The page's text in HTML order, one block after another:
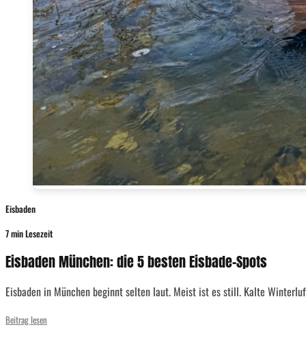
Eisbaden
7 min Lesezeit
Eisbaden München: die 5 besten Eisbade-Spots
Eisbaden in München beginnt selten laut. Meist ist es still. Kalte
Beitrag lesen